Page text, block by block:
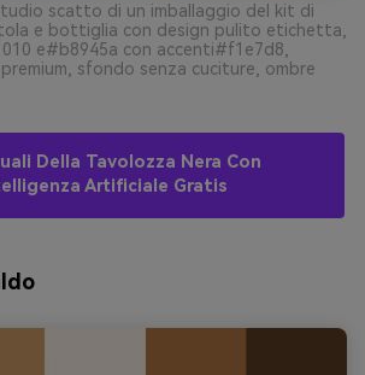
scatto di un imballaggio del kit di
e bottiglia con design pulito etichetta,
e#b8945a con accenti#f1e7d8,
sfondo senza cuciture, ombre
Della Tavolozza Nera Con
Artificiale Gratis